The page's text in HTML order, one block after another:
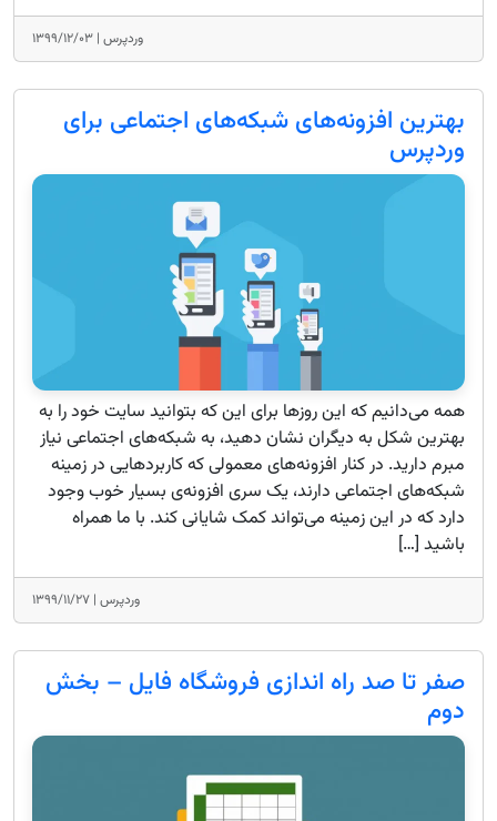
وردپرس | ۱۳۹۹/۱۲/۰۳
بهترین افزونه‌های شبکه‌های اجتماعی برای
وردپرس
همه می‌دانیم که این روزها برای این که بتوانید سایت خود را به
بهترین شکل به دیگران نشان دهید، به شبکه‌های اجتماعی نیاز
مبرم دارید. در کنار افزونه‌های معمولی که کاربردهایی در زمینه
شبکه‌های اجتماعی دارند، یک سری افزونه‌ی بسیار خوب وجود
دارد که در این زمینه می‌تواند کمک شایانی کند. با ما همراه
باشید […]
وردپرس | ۱۳۹۹/۱۱/۲۷
صفر تا صد راه اندازی فروشگاه فایل – بخش
دوم